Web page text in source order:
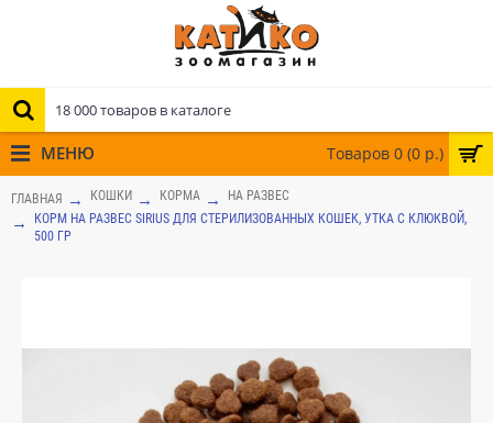
Товаров 0 (0 р.)
МЕНЮ
ГЛАВНАЯ КОШКИ КОРМА
НА РАЗВЕС
КОРМ НА РАЗВЕС SIRIUS ДЛЯ СТЕРИЛИЗОВАННЫХ КОШЕК, УТКА С КЛЮКВОЙ,
500 ГР